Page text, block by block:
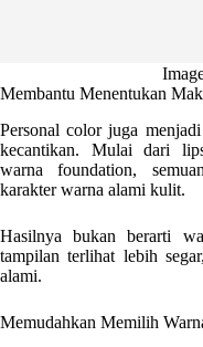
Membantu Menentukan
Personal color juga
kecantikan. Mulai dari
warna foundation,
karakter warna alami kulit.
Hasilnya bukan berarti
tampilan terlihat lebih
alami.
Memudahkan Memilih